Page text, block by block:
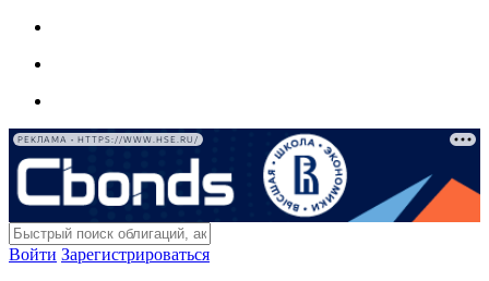
РЕКЛАМА • HTTPS://WWW.HSE.RU/
Войти Зарегистрироваться